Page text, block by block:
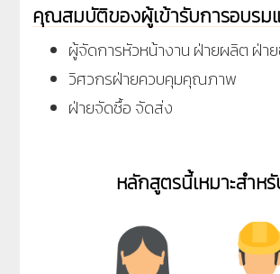
คุณสมบัติของผู้เข้ารับการอบรม
ผู้จัดการหัวหน้างาน ฝ่ายผลิต ฝ่า
วิศวกรฝ่ายควบคุมคุณภาพ
ฝ่ายจัดซื้อ จัดส่ง
หลักสูตรนี้เหมาะสำห